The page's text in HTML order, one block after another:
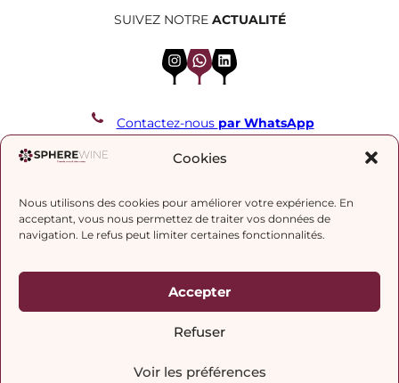
Cookies
Nous utilisons des cookies pour améliorer votre expérience. En
acceptant, vous nous permettez de traiter vos données de
navigation. Le refus peut limiter certaines fonctionnalités.
Accepter
Refuser
Voir les préférences
SUIVEZ NOTRE ACTUALITÉ
InstagramWhatsApp LinkedIn
Contactez-nous par WhatsApp
REJOIGNEZ NOTRE LISTE DE DIFFUSION
politique de confidentialité.